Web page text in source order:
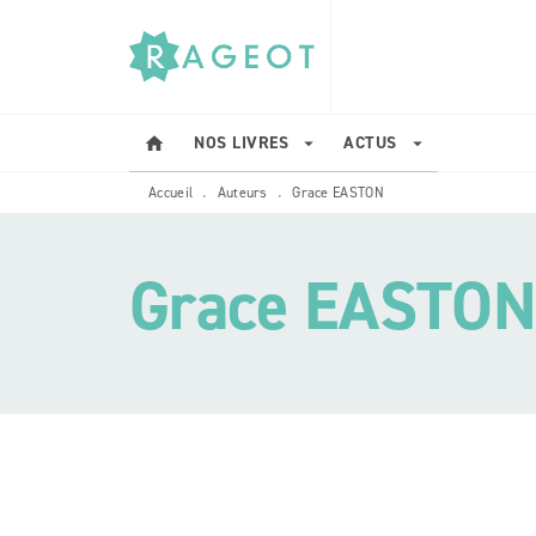
MENU RECHERCHE
home NOS LIVRES arrow_drop_down ACTUS arrow_drop_down
Accueil • Auteurs • Grace EASTON
Grace EASTON